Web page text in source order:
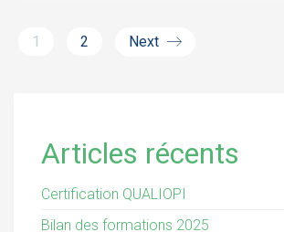
1 2 Next
Articles récents
Certification QUALIOPI
Bilan des formations 2025